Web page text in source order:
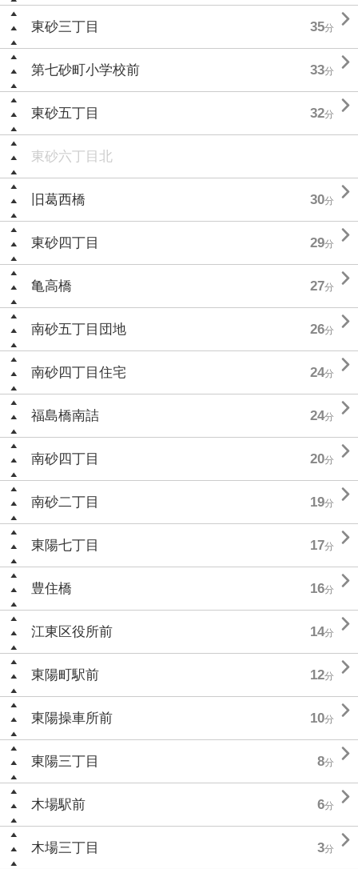
東砂三丁目 35分 
第七砂町小学校前 33分 
東砂五丁目 32分 
東砂六丁目北
旧葛西橋 30分 
東砂四丁目 29分 
亀高橋 27分 
南砂五丁目団地 26分 
南砂四丁目住宅 24分 
福島橋南詰 24分 
南砂四丁目 20分 
南砂二丁目 19分 
東陽七丁目 17分 
豊住橋 16分 
江東区役所前 14分 
東陽町駅前 12分 
東陽操車所前 10分 
東陽三丁目 8分 
木場駅前 6分 
木場三丁目 3分 